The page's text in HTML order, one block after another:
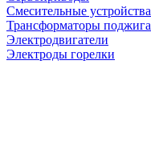
Смесительные устройства
Трансформаторы поджига
Электродвигатели
Электроды горелки